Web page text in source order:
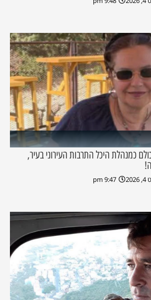
כמנהלת היכל התרבות העירוני בעיר,
9:47 pm